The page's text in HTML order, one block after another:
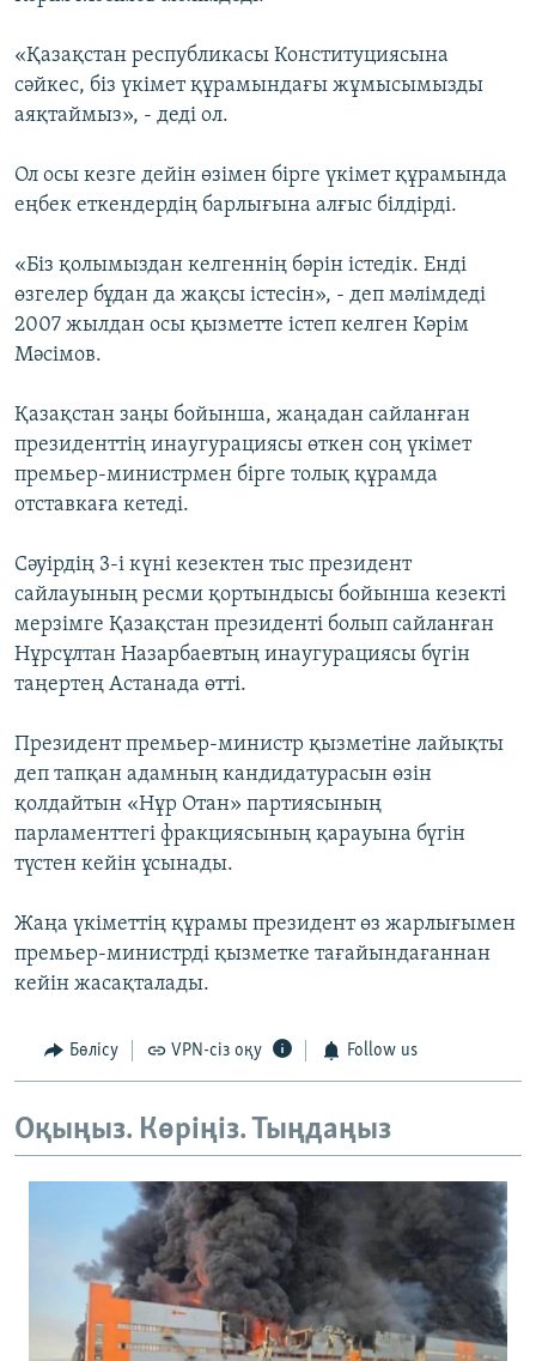
«Қазақстан республикасы Конституциясына
сәйкес, біз үкімет құрамындағы жұмысымызды
аяқтаймыз», - деді ол.
Ол осы кезге дейін өзімен бірге үкімет құрамында
еңбек еткендердің барлығына алғыс білдірді.
«Біз қолымыздан келгеннің бәрін істедік. Енді
өзгелер бұдан да жақсы істесін», - деп мәлімдеді
2007 жылдан осы қызметте істеп келген Кәрім
Мәсімов.
Қазақстан заңы бойынша, жаңадан сайланған
президенттің инаугурациясы өткен соң үкімет
премьер-министрмен бірге толық құрамда
отставкаға кетеді.
Сәуірдің 3-і күні кезектен тыс президент
сайлауының ресми қортындысы бойынша кезекті
мерзімге Қазақстан президенті болып сайланған
Нұрсұлтан Назарбаевтың инаугурациясы бүгін
таңертең Астанада өтті.
Президент премьер-министр қызметіне лайықты
деп тапқан адамның кандидатурасын өзін
қолдайтын «Нұр Отан» партиясының
парламенттегі фракциясының қарауына бүгін
түстен кейін ұсынады.
Жаңа үкіметтің құрамы президент өз жарлығымен
премьер-министрді қызметке тағайындағаннан
кейін жасақталады.
Бөлісу VPN-сіз оқу Follow us
Оқыңыз. Көріңіз. Тыңдаңыз